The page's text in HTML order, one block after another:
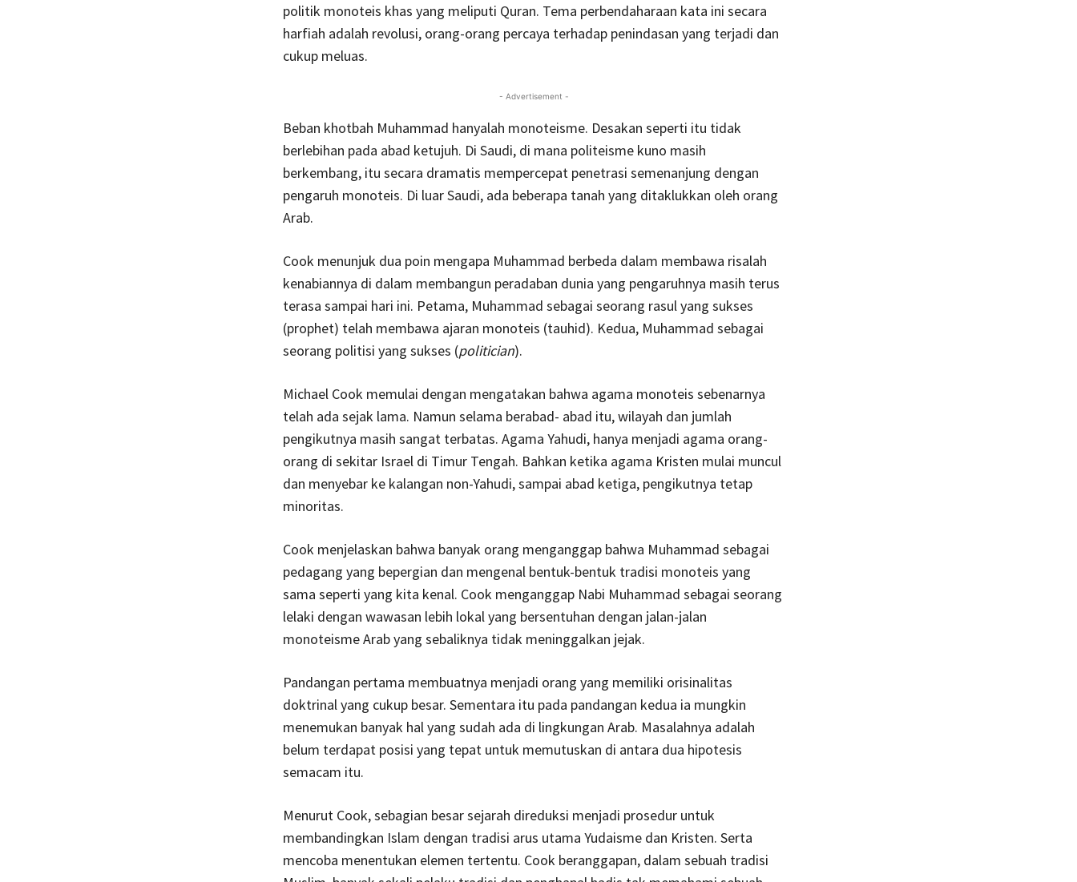
politik monoteis khas yang meliputi Quran. Tema perbendaharaan kata ini secara
harfiah adalah revolusi, orang-orang percaya terhadap penindasan yang terjadi dan
cukup meluas.
- Advertisement -
Beban khotbah Muhammad hanyalah monoteisme. Desakan seperti itu tidak
berlebihan pada abad ketujuh. Di Saudi, di mana politeisme kuno masih
berkembang, itu secara dramatis mempercepat penetrasi semenanjung dengan
pengaruh monoteis. Di luar Saudi, ada beberapa tanah yang ditaklukkan oleh orang
Arab.
Cook menunjuk dua poin mengapa Muhammad berbeda dalam membawa risalah
kenabiannya di dalam membangun peradaban dunia yang pengaruhnya masih terus
terasa sampai hari ini. Petama, Muhammad sebagai seorang rasul yang sukses
(prophet) telah membawa ajaran monoteis (tauhid). Kedua, Muhammad sebagai
seorang politisi yang sukses (politician).
Michael Cook memulai dengan mengatakan bahwa agama monoteis sebenarnya
telah ada sejak lama. Namun selama berabad- abad itu, wilayah dan jumlah
pengikutnya masih sangat terbatas. Agama Yahudi, hanya menjadi agama orang-
orang di sekitar Israel di Timur Tengah. Bahkan ketika agama Kristen mulai muncul
dan menyebar ke kalangan non-Yahudi, sampai abad ketiga, pengikutnya tetap
minoritas.
Cook menjelaskan bahwa banyak orang menganggap bahwa Muhammad sebagai
pedagang yang bepergian dan mengenal bentuk-bentuk tradisi monoteis yang
sama seperti yang kita kenal. Cook menganggap Nabi Muhammad sebagai seorang
lelaki dengan wawasan lebih lokal yang bersentuhan dengan jalan-jalan
monoteisme Arab yang sebaliknya tidak meninggalkan jejak.
Pandangan pertama membuatnya menjadi orang yang memiliki orisinalitas
doktrinal yang cukup besar. Sementara itu pada pandangan kedua ia mungkin
menemukan banyak hal yang sudah ada di lingkungan Arab. Masalahnya adalah
belum terdapat posisi yang tepat untuk memutuskan di antara dua hipotesis
semacam itu.
Menurut Cook, sebagian besar sejarah direduksi menjadi prosedur untuk
membandingkan Islam dengan tradisi arus utama Yudaisme dan Kristen. Serta
mencoba menentukan elemen tertentu. Cook beranggapan, dalam sebuah tradisi